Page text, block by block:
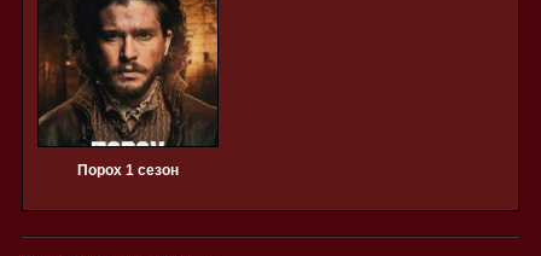
Порох 1 сезон